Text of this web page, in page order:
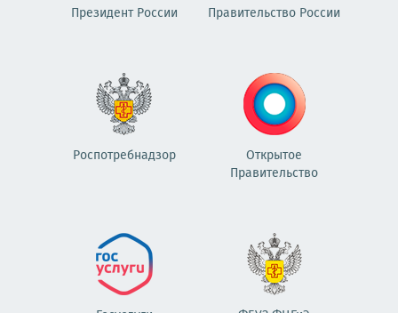
Президент России Правительство России
Роспотребнадзор
Открытое
Правительство